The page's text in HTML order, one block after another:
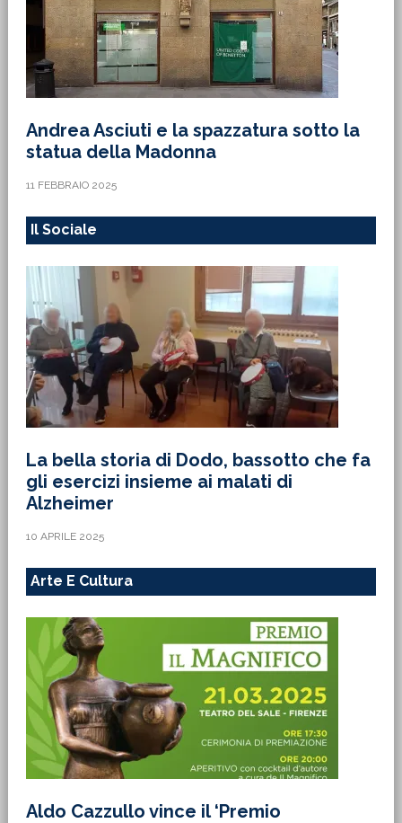
Andrea Asciuti e la spazzatura sotto la
statua della Madonna
11 FEBBRAIO 2025
Il Sociale
La bella storia di Dodo, bassotto che fa
gli esercizi insieme ai malati di
Alzheimer
10 APRILE 2025
Arte E Cultura
Aldo Cazzullo vince il ‘Premio